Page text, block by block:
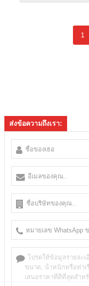
1
ส่งข้อความถึงเรา: